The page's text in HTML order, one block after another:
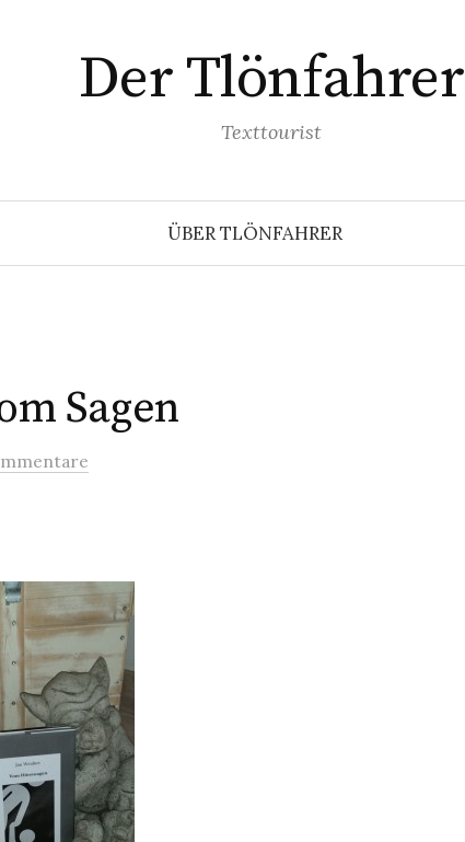
Der Tlönfahrer
Texttourist
ÜBER TLÖNFAHRER
Sagen